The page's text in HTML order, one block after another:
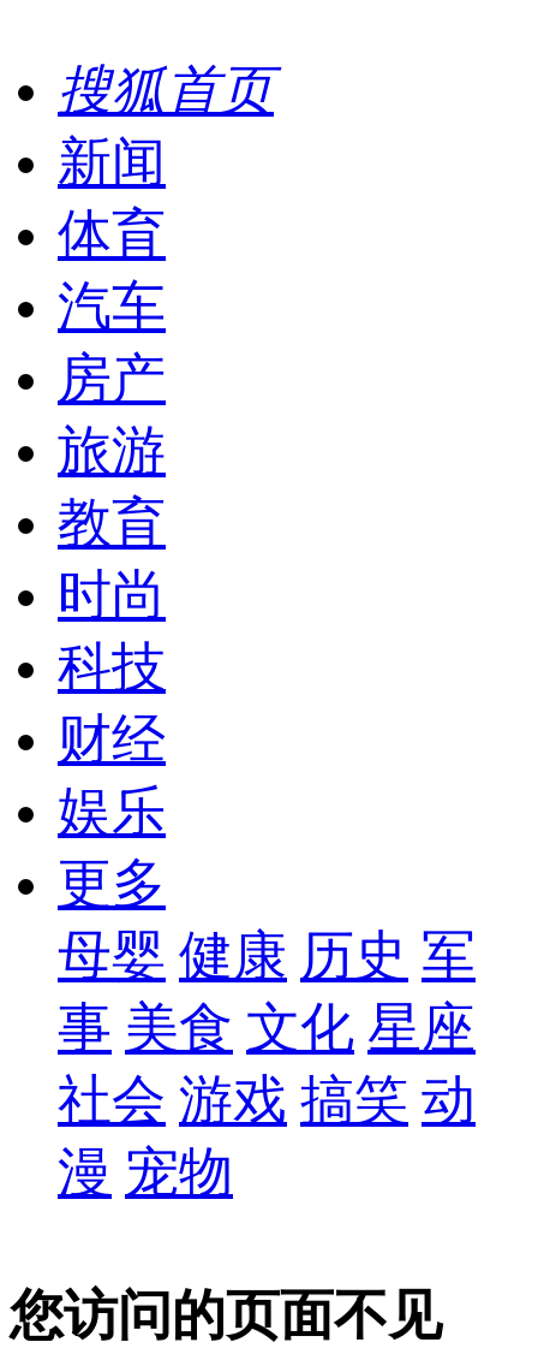
搜狐首页
新闻
体育
汽车
房产
旅游
教育
时尚
科技
财经
娱乐
更多
母婴 健康 历史 军
事 美食 文化 星座
社会 游戏 搞笑 动
漫 宠物
您访问的页面不见